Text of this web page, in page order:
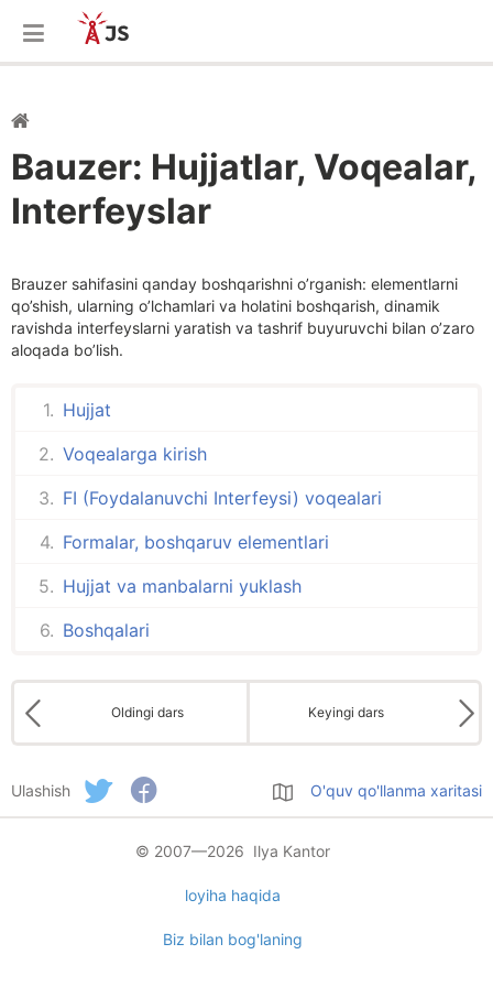
Bauzer: Hujjatlar, Voqealar,
Interfeyslar
Brauzer sahifasini qanday boshqarishni o’rganish: elementlarni
qo’shish, ularning o’lchamlari va holatini boshqarish, dinamik
ravishda interfeyslarni yaratish va tashrif buyuruvchi bilan o’zaro
aloqada bo’lish.
Hujjat
Voqealarga kirish
FI (Foydalanuvchi Interfeysi) voqealari
Formalar, boshqaruv elementlari
Hujjat va manbalarni yuklash
Boshqalari
Oldingi dars Keyingi dars
Ulashish O'quv qo'llanma xaritasi
© 2007—2026 Ilya Kantor
loyiha haqida
Biz bilan bog'laning